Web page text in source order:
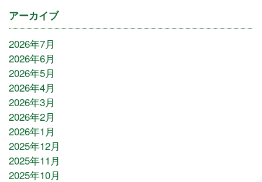
アーカイブ
2026年7月
2026年6月
2026年5月
2026年4月
2026年3月
2026年2月
2026年1月
2025年12月
2025年11月
2025年10月